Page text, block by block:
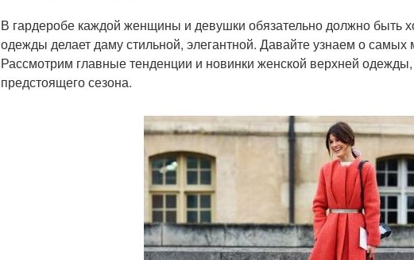
В гардеробе каждой женщины и девушки обязательно должно быть
одежды делает даму стильной, элегантной. Давайте узнаем о
Рассмотрим главные тенденции и новинки женской верхней
предстоящего сезона.